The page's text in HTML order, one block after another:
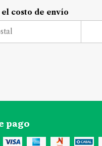
el costo de envío
pago